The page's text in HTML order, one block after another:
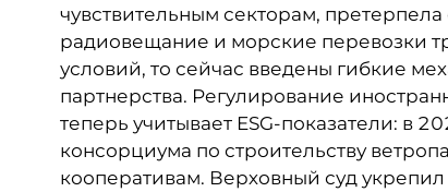
чувствительным секторам,
радиовещание и морские перевозки
условий, то сейчас введены гибкие
партнерства. Регулирование
теперь учитывает ESG-показатели: в
консорциума по строительству
кооперативам. Верховный суд